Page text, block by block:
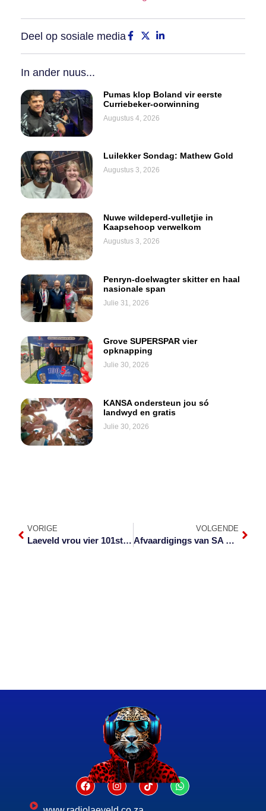
Deel op sosiale media
In ander nuus...
Pumas klop Boland vir eerste
Curriebeker-oorwinning
Augustus 4, 2026
Luilekker Sondag: Mathew Gold
Augustus 3, 2026
Nuwe wildeperd-vulletjie in
Kaapsehoop verwelkom
Augustus 3, 2026
Penryn-doelwagter skitter en haal
nasionale span
Julie 31, 2026
Grove SUPERSPAR vier
opknapping
Julie 30, 2026
KANSA ondersteun jou só
landwyd en gratis
Julie 30, 2026
VORIGE
Laeveld vrou vier 101ste verjaarsdag
VOLGENDE
Afvaardigings van SA en Mosambiek vergader oor onlus